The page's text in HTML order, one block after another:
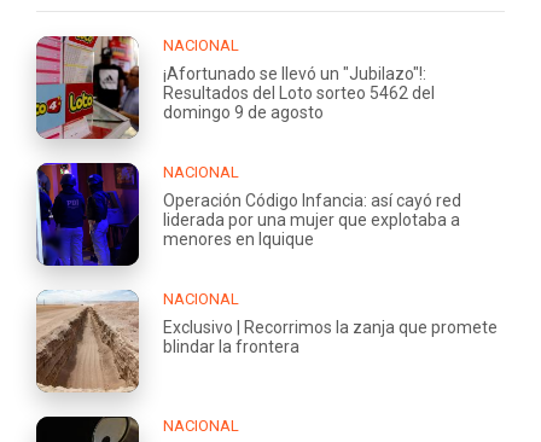
NACIONAL
¡Afortunado se llevó un "Jubilazo"!:
Resultados del Loto sorteo 5462 del
domingo 9 de agosto
NACIONAL
Operación Código Infancia: así cayó red
liderada por una mujer que explotaba a
menores en Iquique
NACIONAL
Exclusivo | Recorrimos la zanja que promete
blindar la frontera
NACIONAL